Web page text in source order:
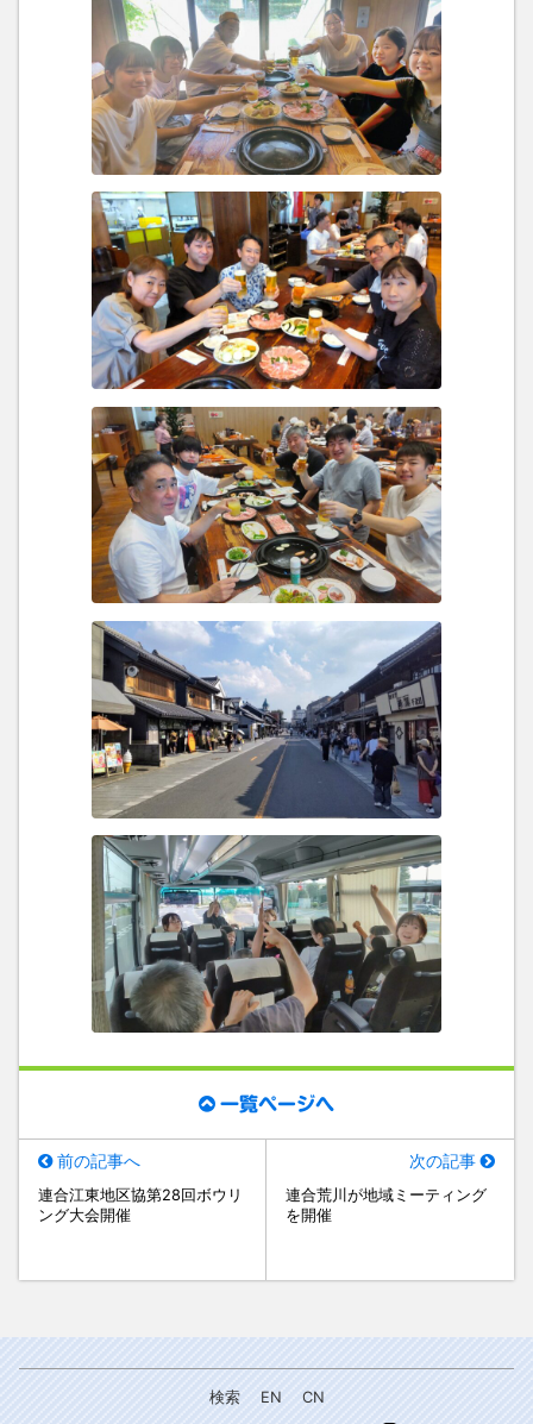
一覧ページへ
前の記事へ
連合江東地区協第28回ボウリ
ング大会開催
次の記事
連合荒川が地域ミーティング
を開催
検索 EN
CN